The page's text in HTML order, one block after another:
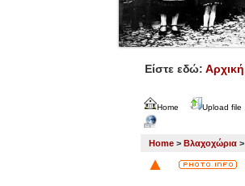
Είστε εδώ: Αρχική
Home Upload file
Home > Βλαχοχώρια >